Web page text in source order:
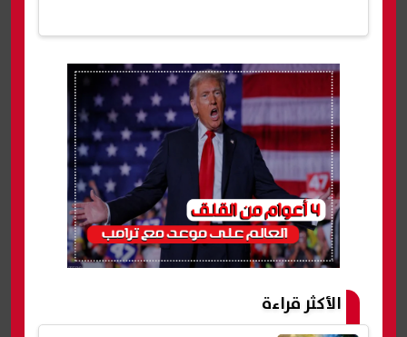
الأكثر قراءة